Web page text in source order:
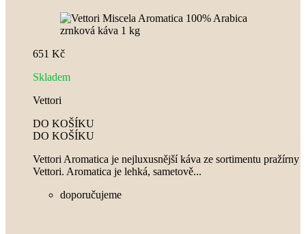
651 Kč
Skladem
Vettori
DO KOŠÍKU
DO KOŠÍKU
Vettori Aromatica je nejluxusnější káva ze sortimentu pražírny
Vettori. Aromatica je lehká, sametově...
doporučujeme